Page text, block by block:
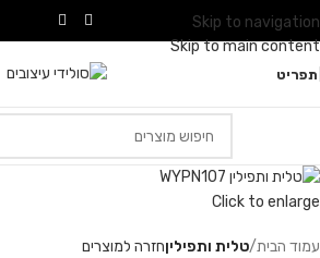
Skip to navigation
Skip to main content
תפריט
Click to enlarge
עמוד הבית טלית ותפיליןחזרה למוצרים